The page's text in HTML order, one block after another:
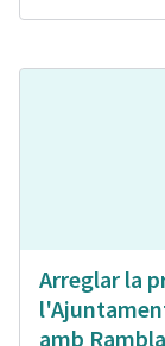
Arreglar la
amb